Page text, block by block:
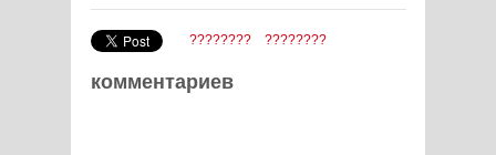
???????? ????????
комментариев